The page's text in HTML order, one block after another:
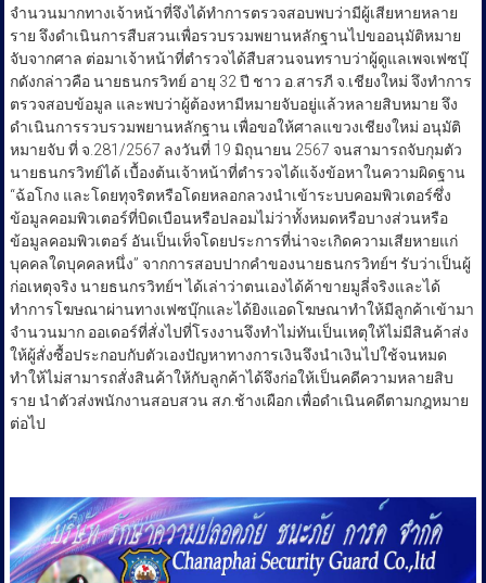
จำนวนมากทางเจ้าหน้าที่จึงได้ทำการตรวจสอบพบว่ามีผู้เสียหายหลาย
ราย จึงดำเนินการสืบสวนเพื่อรวบรวมพยานหลักฐานไปขออนุมัติหมาย
จับจากศาล ต่อมาเจ้าหน้าที่ตำรวจได้สืบสวนจนทราบว่าผู้ดูแลเพจเฟซบุ๊
กดังกล่าวคือ นายธนกรวิทย์ อายุ 32 ปี ชาว อ.สารภี จ.เชียงใหม่ จึงทำการ
ตรวจสอบข้อมูล และพบว่าผู้ต้องหามีหมายจับอยู่แล้วหลายสิบหมาย จึง
ดำเนินการรวบรวมพยานหลักฐาน เพื่อขอให้ศาลแขวงเชียงใหม่ อนุมัติ
หมายจับ ที่ จ.281/2567 ลงวันที่ 19 มิถุนายน 2567 จนสามารถจับกุมตัว
นายธนกรวิทย์ได้ เบื้องต้นเจ้าหน้าที่ตำรวจได้แจ้งข้อหาในความผิดฐาน
“ฉ้อโกง และโดยทุจริตหรือโดยหลอกลวงนำเข้าระบบคอมพิวเตอร์ซึ่ง
ข้อมูลคอมพิวเตอร์ที่บิดเบือนหรือปลอมไม่ว่าทั้งหมดหรือบางส่วนหรือ
ข้อมูลคอมพิวเตอร์ อันเป็นเท็จโดยประการที่น่าจะเกิดความเสียหายแก่
บุคคลใดบุคคลหนึ่ง” จากการสอบปากคำของนายธนกรวิทย์ฯ รับว่าเป็นผู้
ก่อเหตุจริง นายธนกรวิทย์ฯ ได้เล่าว่าตนเองได้ค้าขายมูลี่จริงและได้
ทำการโฆษณาผ่านทางเฟซบุ๊กและได้ยิงแอดโฆษณาทำให้มีลูกค้าเข้ามา
จำนวนมาก ออเดอร์ที่สั่งไปที่โรงงานจึงทำไม่ทันเป็นเหตุให้ไม่มีสินค้าส่ง
ให้ผู้สั่งซื้อประกอบกับตัวเองปัญหาทางการเงินจึงนำเงินไปใช้จนหมด
ทำให้ไม่สามารถสั่งสินค้าให้กับลูกค้าได้จึงก่อให้เป็นคดีความหลายสิบ
ราย นำตัวส่งพนักงานสอบสวน สภ.ช้างเผือก เพื่อดำเนินคดีตามกฎหมาย
ต่อไป